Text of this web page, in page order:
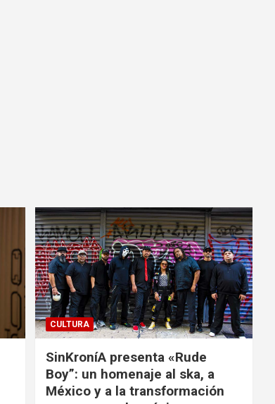
CULTURA
SinKroníA presenta «Rude
Boy”: un homenaje al ska, a
México y a la transformación